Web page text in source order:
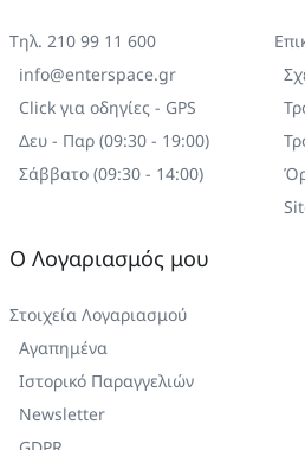
Τηλ. 210 99 11 600
info@enterspace.gr
Click για οδηγίες - GPS
Δευ - Παρ (09:30 - 19:00)
Σάββατο (09:30 - 14:00)
Ο Λογαριασμός μου
Στοιχεία Λογαριασμού
Αγαπημένα
Ιστορικό Παραγγελιών
Newsletter